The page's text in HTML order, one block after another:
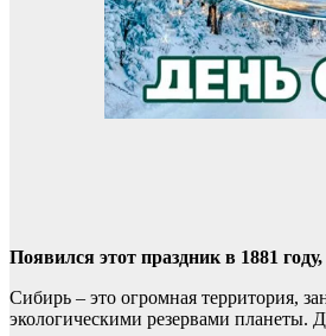
Появился этот праздник в 1881
Сибирь – это огромная территория,
экологическими резервами планеты.